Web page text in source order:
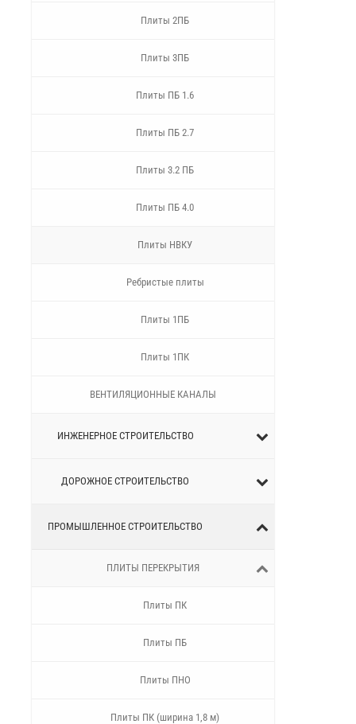
Плиты 2ПБ
Плиты 3ПБ
Плиты ПБ 1.6
Плиты ПБ 2.7
Плиты 3.2 ПБ
Плиты ПБ 4.0
Плиты НВКУ
Ребристые плиты
Плиты 1ПБ
Плиты 1ПК
ВЕНТИЛЯЦИОННЫЕ КАНАЛЫ
ИНЖЕНЕРНОЕ СТРОИТЕЛЬСТВО
ДОРОЖНОЕ СТРОИТЕЛЬСТВО
ПРОМЫШЛЕННОЕ СТРОИТЕЛЬСТВО
ПЛИТЫ ПЕРЕКРЫТИЯ
Плиты ПК
Плиты ПБ
Плиты ПНО
Плиты ПК (ширина 1,8 м)